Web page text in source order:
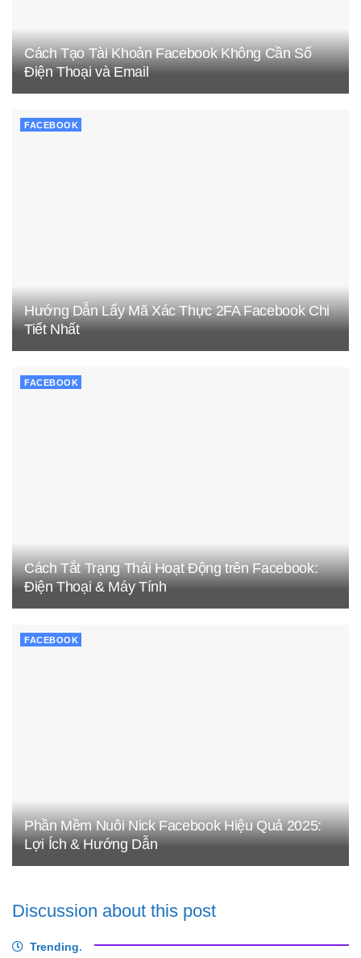
Cách Tạo Tài Khoản Facebook Không Cần Số
Điện Thoại và Email
FACEBOOK
Hướng Dẫn Lấy Mã Xác Thực 2FA Facebook Chi
Tiết Nhất
FACEBOOK
Cách Tắt Trạng Thái Hoạt Động trên Facebook:
Điện Thoại & Máy Tính
FACEBOOK
Phần Mềm Nuôi Nick Facebook Hiệu Quả 2025:
Lợi Ích & Hướng Dẫn
Discussion about this post
Trending.